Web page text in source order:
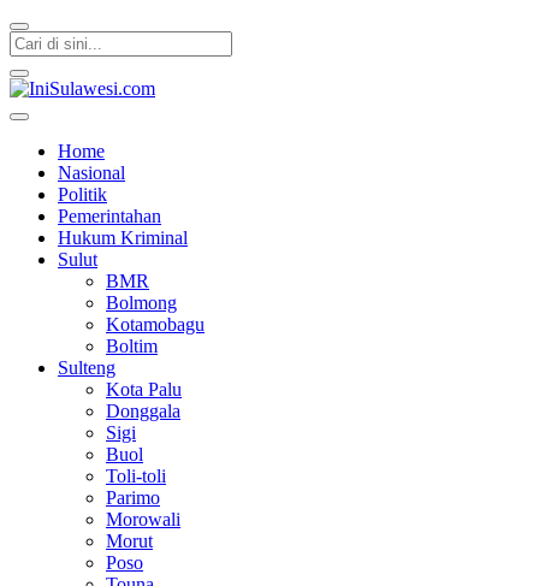
Home
Nasional
Politik
Pemerintahan
Hukum Kriminal
Sulut
BMR
Bolmong
Kotamobagu
Boltim
Sulteng
Kota Palu
Donggala
Sigi
Buol
Toli-toli
Parimo
Morowali
Morut
Poso